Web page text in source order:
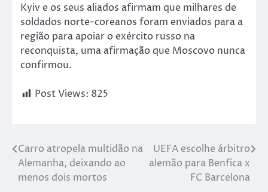
Kyiv e os seus aliados afirmam que milhares de
soldados norte-coreanos foram enviados para a
região para apoiar o exército russo na
reconquista, uma afirmação que Moscovo nunca
confirmou.
Post Views: 825
Carro atropela multidão na
Alemanha, deixando ao
menos dois mortos
UEFA escolhe árbitro
alemão para Benfica x
FC Barcelona